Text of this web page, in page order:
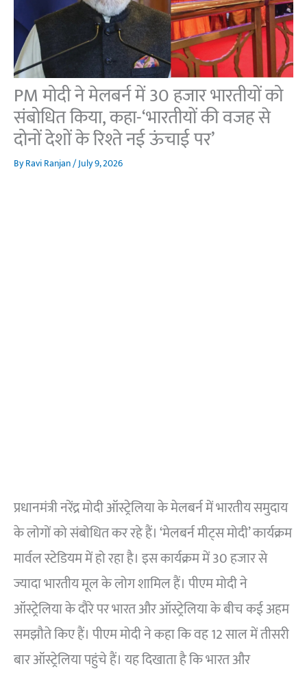
PM मोदी ने मेलबर्न में 30 हजार भारतीयों को
संबोधित किया, कहा-‘भारतीयों की वजह से
दोनों देशों के रिश्ते नई ऊंचाई पर’
ByRavi Ranjan/July 9, 2026
प्रधानमंत्री नरेंद्र मोदी ऑस्ट्रेलिया के मेलबर्न में भारतीय समुदाय
के लोगों को संबोधित कर रहे हैं। ‘मेलबर्न मीट्स मोदी’ कार्यक्रम
मार्वल स्टेडियम में हो रहा है। इस कार्यक्रम में 30 हजार से
ज्यादा भारतीय मूल के लोग शामिल हैं। पीएम मोदी ने
ऑस्ट्रेलिया के दौरे पर भारत और ऑस्ट्रेलिया के बीच कई अहम
समझौते किए हैं। पीएम मोदी ने कहा कि वह 12 साल में तीसरी
बार ऑस्ट्रेलिया पहुंचे हैं। यह दिखाता है कि भारत और